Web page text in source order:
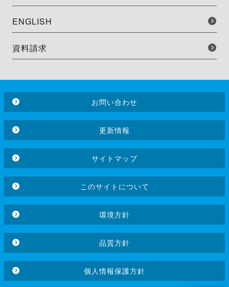
ENGLISH
資料請求
お問い合わせ
更新情報
サイトマップ
このサイトについて
環境方針
品質方針
個人情報保護方針